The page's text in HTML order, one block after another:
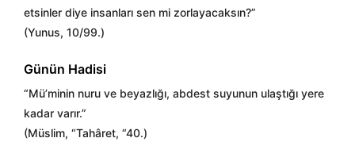
etsinler diye insanları sen mi zorlayacaksın?”
(Yunus, 10/99.)
Günün Hadisi
“Mü’minin nuru ve beyazlığı, abdest suyunun ulaştığı yere
kadar varır.”
(Müslim, “Tahâret, “40.)